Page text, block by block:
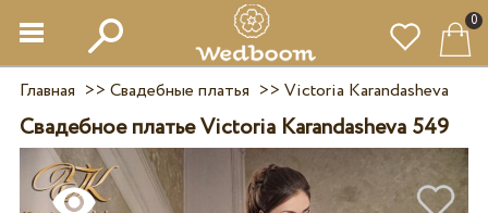
0
Главная >> Свадебные платья >> Victoria Karandasheva
Свадебное платье Victoria Karandasheva 549